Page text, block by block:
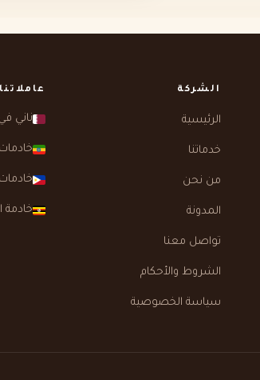
الشركة
الرئيسية
خدماتنا
من نحن
المدونة
تواصل معنا
الشروط والأحكام
سياسة الخصوصية
ناني
خادمة